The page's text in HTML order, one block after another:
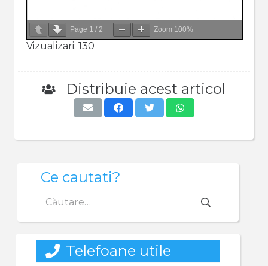
Page 1 / 2 Zoom 100%
Vizualizari: 130
Distribuie acest articol
Ce cautati?
după:
Telefoane utile